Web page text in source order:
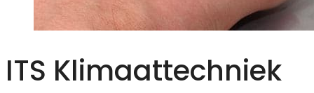
ITS Klimaattechniek